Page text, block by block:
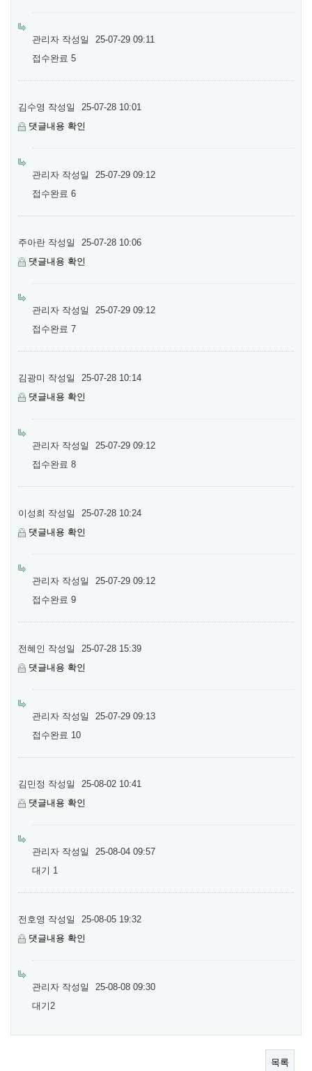
관리자 작성일
25-07-29 09:11
접수완료 5
김수영 작성일
25-07-28 10:01
댓글내용 확인
관리자 작성일
25-07-29 09:12
접수완료 6
주아란 작성일
25-07-28 10:06
댓글내용 확인
관리자 작성일
25-07-29 09:12
접수완료 7
김광미 작성일
25-07-28 10:14
댓글내용 확인
관리자 작성일
25-07-29 09:12
접수완료 8
이성희 작성일
25-07-28 10:24
댓글내용 확인
관리자 작성일
25-07-29 09:12
접수완료 9
전혜인 작성일
25-07-28 15:39
댓글내용 확인
관리자 작성일
25-07-29 09:13
접수완료 10
김민정 작성일
25-08-02 10:41
댓글내용 확인
관리자 작성일
25-08-04 09:57
대기 1
전호영 작성일
25-08-05 19:32
댓글내용 확인
관리자 작성일
25-08-08 09:30
대기2
목록